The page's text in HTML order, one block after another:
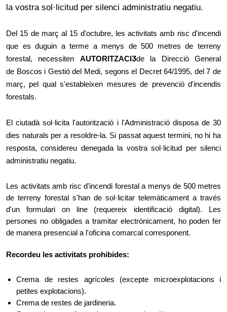
la vostra sol·licitud per silenci administratiu negatiu.
Del 15 de març al 15 d'octubre, les activitats amb risc d'incendi
que es duguin a terme a menys de 500 metres de terreny
forestal, necessiten
AUTORITZACIӠde la Direcció General
de Boscos i Gestió del Medi, segons el Decret 64/1995, del 7 de
març, pel qual s'estableixen mesures de prevenció d'incendis
forestals.
El ciutadà sol·licita l'autorització i l'Administració disposa de 30
dies naturals per a resoldre-la. Si passat aquest termini, no hi ha
resposta, considereu denegada la vostra sol·licitud per silenci
administratiu negatiu.
Les activitats amb risc d'incendi forestal a menys de 500 metres
de terreny forestal s'han de sol·licitar telemàticament a través
d'un formulari on line (requereix identificació digital). Les
persones no obligades a tramitar electrònicament, ho poden fer
de manera presencial a l'oficina comarcal corresponent.
Recordeu les activitats prohibides:
Crema de restes agrícoles (excepte microexplotacions i
petites explotacions).
Crema de restes de jardineria.